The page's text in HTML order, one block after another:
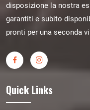
disposizione la nostra
garantiti e subito
pronti per una seconda
Quick Links